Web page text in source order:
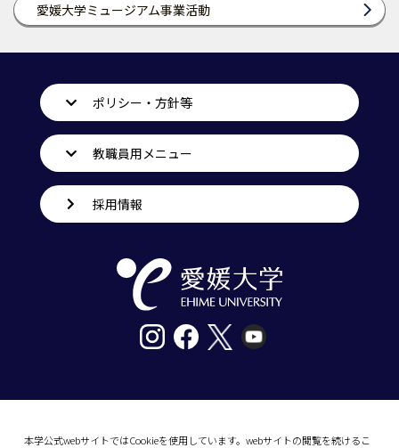
愛媛大学ミュージアム事業活動
本学公式webサイトではCookieを使用しています。webサイトの閲覧を続けるこ
ポリシー・方針等
教職員用メニュー
採用情報